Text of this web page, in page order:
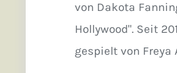
von Dakota
Hollywood". Seit
gespielt von Freya